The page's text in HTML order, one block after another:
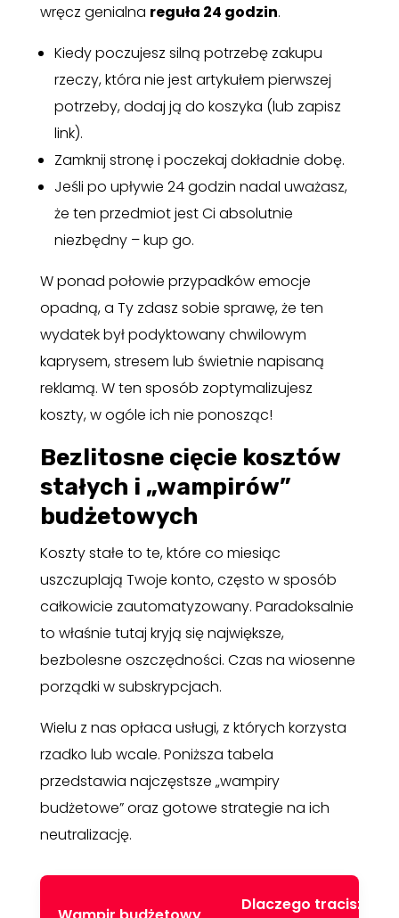
wręcz genialna reguła 24 godzin.
Kiedy poczujesz silną potrzebę zakupu
rzeczy, która nie jest artykułem pierwszej
potrzeby, dodaj ją do koszyka (lub zapisz
link).
Zamknij stronę i poczekaj dokładnie dobę.
Jeśli po upływie 24 godzin nadal uważasz,
że ten przedmiot jest Ci absolutnie
niezbędny – kup go.
W ponad połowie przypadków emocje
opadną, a Ty zdasz sobie sprawę, że ten
wydatek był podyktowany chwilowym
kaprysem, stresem lub świetnie napisaną
reklamą. W ten sposób zoptymalizujesz
koszty, w ogóle ich nie ponosząc!
Bezlitosne cięcie kosztów
stałych i „wampirów”
budżetowych
Koszty stałe to te, które co miesiąc
uszczuplają Twoje konto, często w sposób
całkowicie zautomatyzowany. Paradoksalnie
to właśnie tutaj kryją się największe,
bezbolesne oszczędności. Czas na wiosenne
porządki w subskrypcjach.
Wielu z nas opłaca usługi, z których korzysta
rzadko lub wcale. Poniższa tabela
przedstawia najczęstsze „wampiry
budżetowe” oraz gotowe strategie na ich
neutralizację.
Dlaczego tracisz